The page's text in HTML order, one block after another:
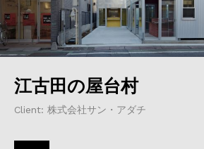
CONTACT
江古田の屋台村
Client: 株式会社サン・アダチ